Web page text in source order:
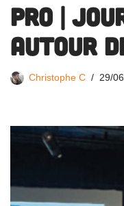
PRO |
autour
Christophe C 29/